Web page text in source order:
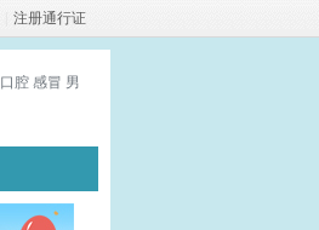
注册通行证
口腔感冒 男